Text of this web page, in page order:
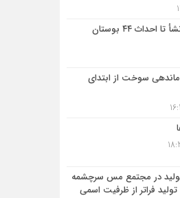
سوخت از ابتدای
در مجتمع مس سرچشمه